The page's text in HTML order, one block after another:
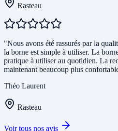
Rasteau
"Nous avons été rassurés par la
la borne est simple à utiliser. La
pratique à utiliser au quotidien. La
maintenant beaucoup plus
Théo Laurent
Rasteau
Voir tous nos avis